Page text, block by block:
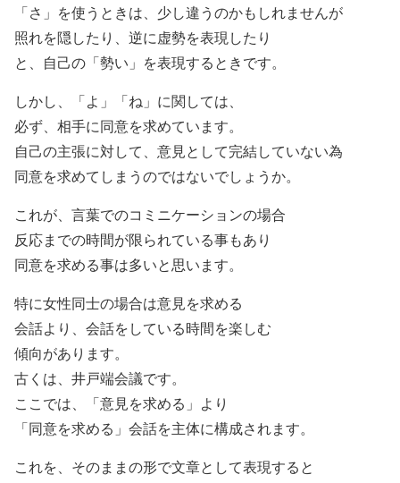
「さ」を使うときは、少し違うのかもしれませんが
照れを隠したり、逆に虚勢を表現したり
と、自己の「勢い」を表現するときです。
しかし、「よ」「ね」に関しては、
必ず、相手に同意を求めています。
自己の主張に対して、意見として完結していない為
同意を求めてしまうのではないでしょうか。
これが、言葉でのコミニケーションの場合
反応までの時間が限られている事もあり
同意を求める事は多いと思います。
特に女性同士の場合は意見を求める
会話より、会話をしている時間を楽しむ
傾向があります。
古くは、井戸端会議です。
ここでは、「意見を求める」より
「同意を求める」会話を主体に構成されます。
これを、そのままの形で文章として表現すると